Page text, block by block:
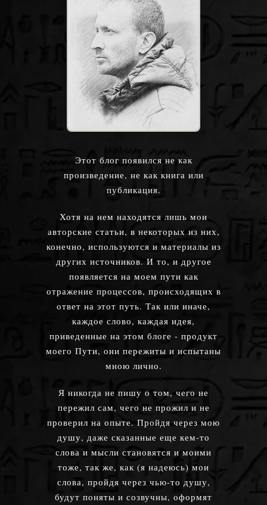
Этот блог появился не как
произведение, не как книга или
публикация.
Хотя на нем находятся лишь мои
авторские статьи, в некоторых из них,
конечно, используются и материалы из
других источников. И то, и другое
появляется на моем пути как
отражение процессов, происходящих в
ответ на этот путь. Так или иначе,
каждое слово, каждая идея,
приведенные на этом блоге - продукт
моего Пути, они пережиты и испытаны
мною лично.
Я никогда не пишу о том, чего не
пережил сам, чего не прожил и не
проверил на опыте. Пройдя через мою
душу, даже сказанные еще кем-то
слова и мысли становятся и моими
тоже, так же, как (я надеюсь) мои
слова, пройдя через чью-то душу,
будут поняты и созвучны, оформят